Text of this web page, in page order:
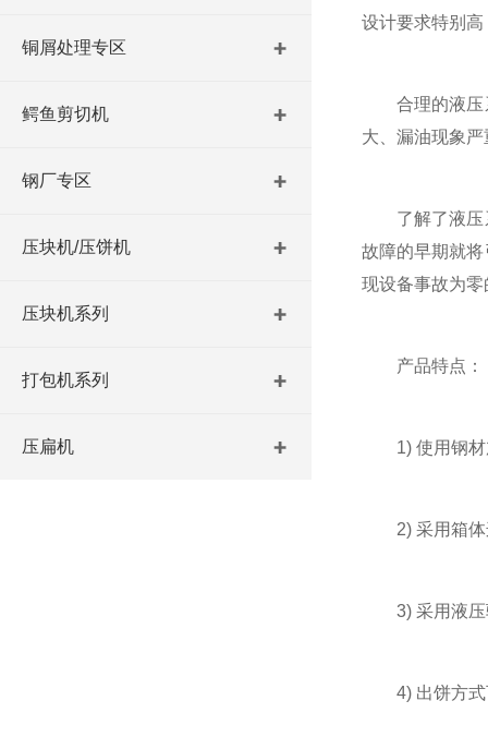
铜屑处理专区
鳄鱼剪切机
钢厂专区
压块机/压饼机
压块机系列
打包机系列
压扁机
设计要求特别
合理的液压系
大、漏油现象
了解了液压系
故障的早期就
现设备事故为零
产品特点：
1) 使用钢材加
2) 采用箱体
3) 采用液压驱
4) 出饼方式